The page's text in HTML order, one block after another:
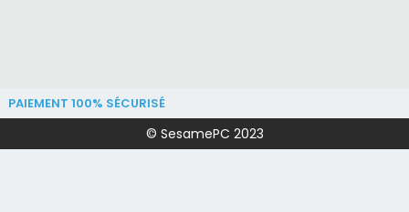
PAIEMENT 100% SÉCURISÉ
© SesamePC 2023